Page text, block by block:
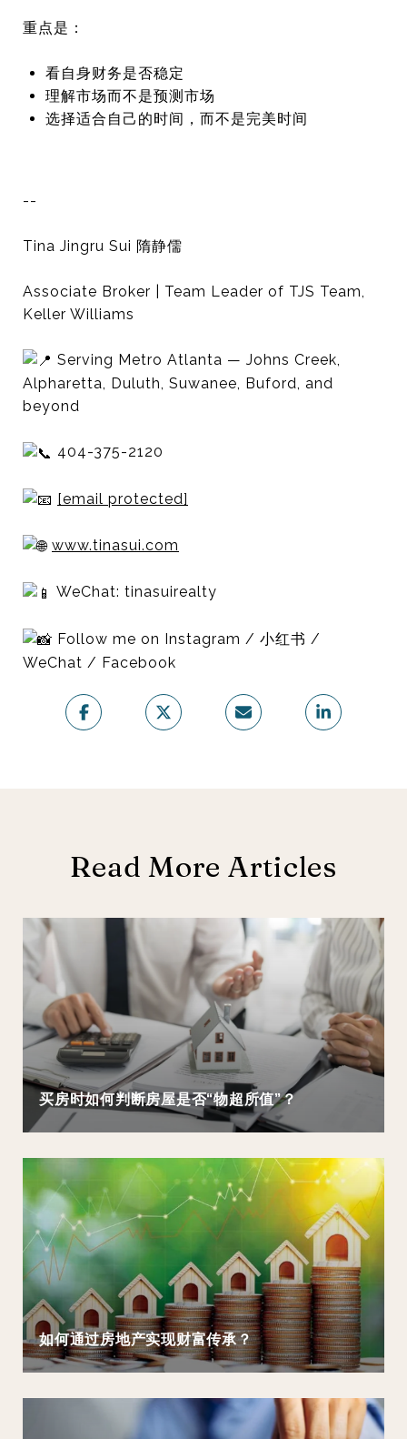
重点是：
看自身财务是否稳定
理解市场而不是预测市场
选择适合自己的时间，而不是完美时间
--
Tina Jingru Sui 隋静儒
Associate Broker | Team Leader of TJS Team,
Keller Williams
Serving Metro Atlanta — Johns Creek,
Alpharetta, Duluth, Suwanee, Buford, and
beyond
404-375-2120
[email protected]
www.tinasui.com
WeChat: tinasuirealty
Follow me on Instagram / 小红书 /
WeChat / Facebook
Read More Articles
买房时如何判断房屋是否“物超所值”？
如何通过房地产实现财富传承？